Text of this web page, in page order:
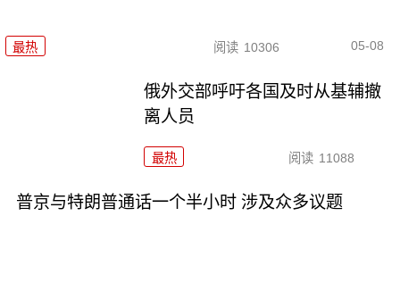
最热 阅读 10306 05-08
俄外交部呼吁各国及时从基辅撤
离人员
最热 阅读 11088
普京与特朗普通话一个半小时 涉及众多议题